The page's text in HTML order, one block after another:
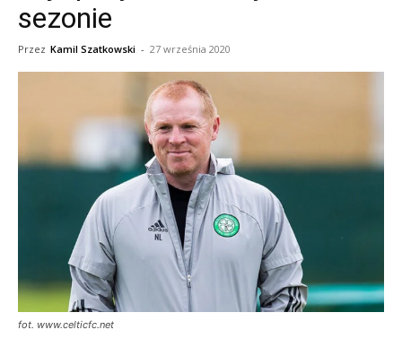
(transfery,
skład)
sezonie
Przez Kamil Szatkowski - 27 września 2020
fot. www.celticfc.net